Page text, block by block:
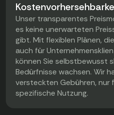
Unser transparentes
es keine unerwarteten
gibt. Mit flexiblen Plänen,
auch für
können Sie selbstbewusst
Bedürfnisse wachsen. Wir
versteckten Gebühren, nur
spezifische Nutzung.